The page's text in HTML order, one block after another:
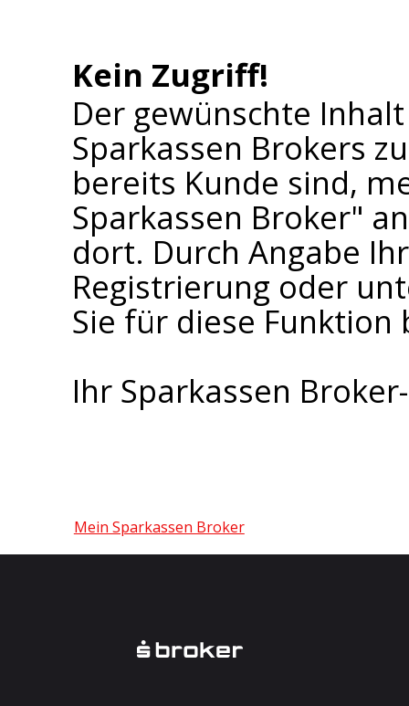
Kein Zugriff!
Der gewünschte
Sparkassen Brokers
bereits Kunde sind,
Sparkassen Broker"
dort. Durch Angabe
Registrierung oder
Sie für diese Funktion
Ihr Sparkassen
Mein Sparkassen Broker